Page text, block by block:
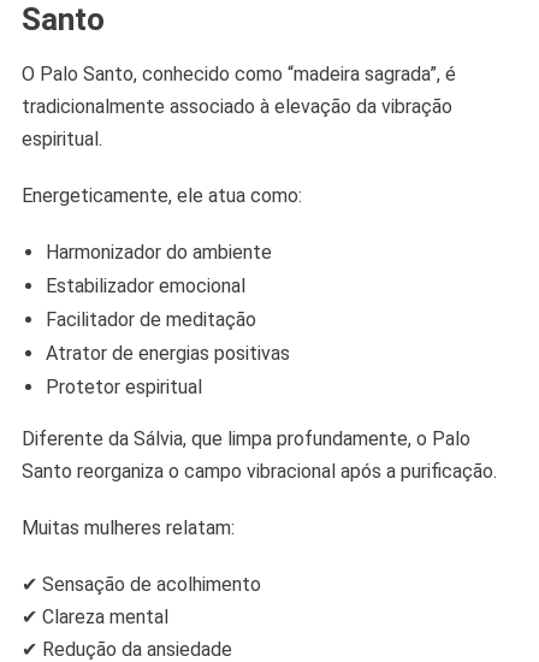
Santo
O Palo Santo, conhecido como “madeira sagrada”, é
tradicionalmente associado à elevação da vibração
espiritual.
Energeticamente, ele atua como:
Harmonizador do ambiente
Estabilizador emocional
Facilitador de meditação
Atrator de energias positivas
Protetor espiritual
Diferente da Sálvia, que limpa profundamente, o Palo
Santo reorganiza o campo vibracional após a purificação.
Muitas mulheres relatam:
✔ Sensação de acolhimento
✔ Clareza mental
✔ Redução da ansiedade